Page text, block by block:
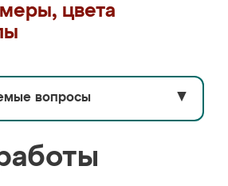
цвета
вопросы ▼